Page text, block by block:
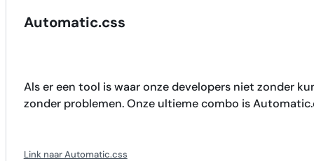
Automatic.css
Als er een tool is waar onze developers niet zonder
zonder problemen. Onze ultieme combo is
Link naar Automatic.css